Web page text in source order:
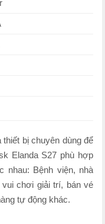
bị chuyên dùng để
Elanda S27 phù hợp
nhau: Bệnh viện, nhà
chơi giải trí, bán vé
tự động khác.